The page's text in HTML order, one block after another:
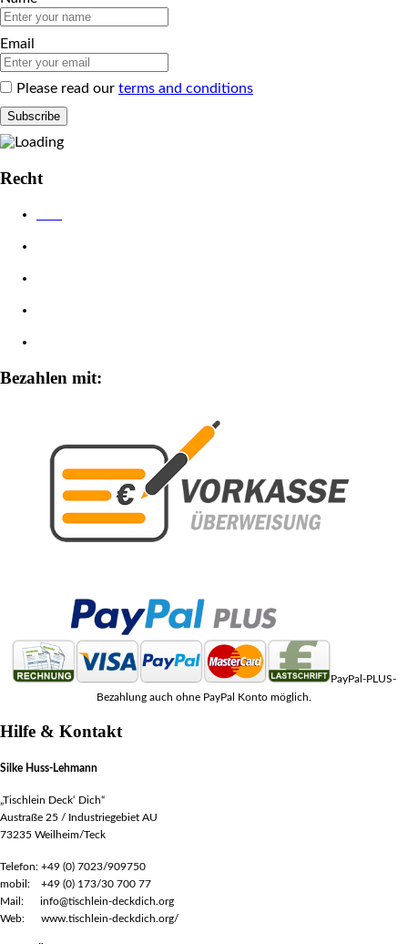
Email
Please read our terms and conditions
Recht
Bezahlen mit:
PayPal-PLUS-
Bezahlung auch ohne PayPal Konto möglich.
Hilfe & Kontakt
Silke Huss-Lehmann
„Tischlein Deck‘ Dich“
Austraße 25 / Industriegebiet AU
73235 Weilheim/Teck
Telefon: +49 (0) 7023/909750
mobil: +49 (0) 173/30 700 77
Mail: info@tischlein-deckdich.org
Web: www.tischlein-deckdich.org/